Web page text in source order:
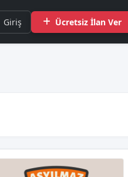
Giriş Ücretsiz İlan Ver